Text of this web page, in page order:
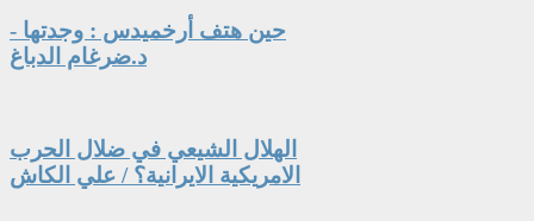
حين هتف أرخميدس : وجدتها -
د.ضرغام الدباغ
الهلال الشيعي في ضلال الحرب
الامريكية الايرانية؟ / علي الكاش